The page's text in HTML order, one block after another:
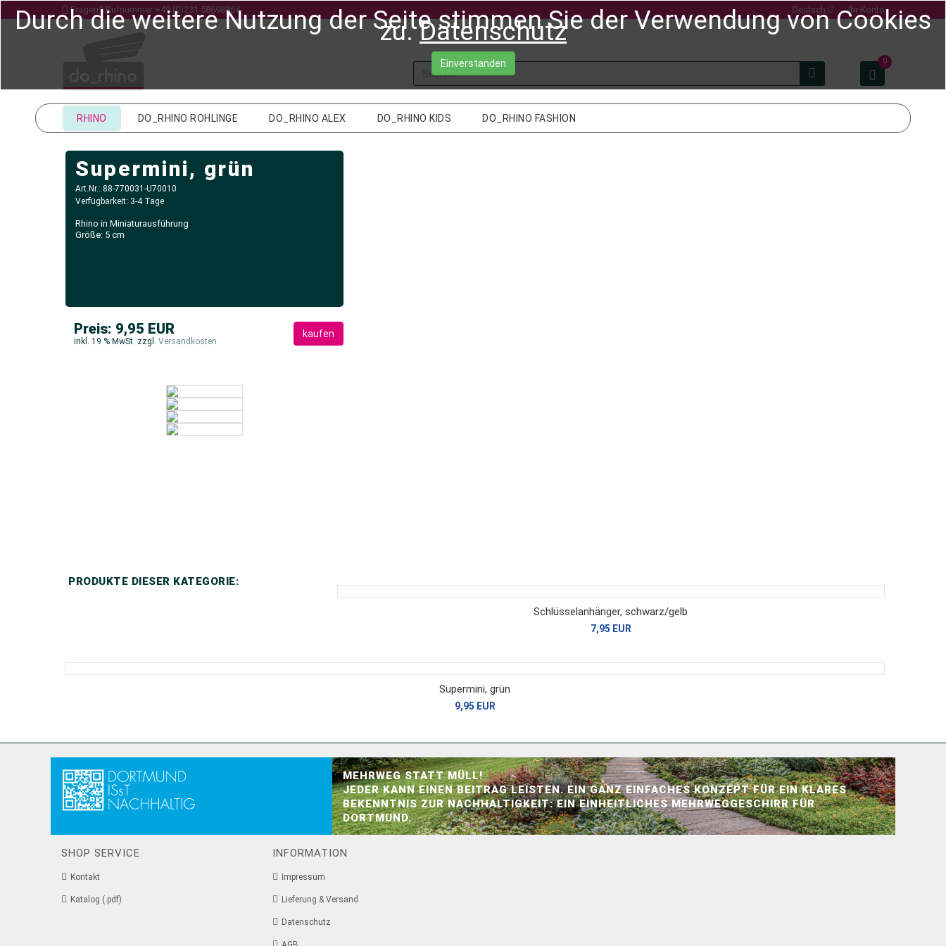
Durch die weitere Nutzung der Seite stimmen Sie der Verwendung von Cookies
zu.Datenschutz
Einverstanden
Fragen? Rufnummer +49 (0)231 58698864 Ihr Konto
Deutsch
0
RHINO DO_RHINO ROHLINGE DO_RHINO ALEX DO_RHINO KIDS DO_RHINO FASHION
Supermini, grün
Art.Nr.: 88-770031-U70010
Verfügbarkeit: 3-4 Tage
Rhino in Miniaturausführung
Größe: 5 cm
Preis: 9,95 EUR
inkl. 19 % MwSt zzgl. Versandkosten
kaufen
PRODUKTE DIESER KATEGORIE:
Schlüsselanhänger, schwarz/gelb
7,95 EUR
Supermini, grün
9,95 EUR
MEHRWEG STATT MÜLL!
JEDER KANN EINEN BEITRAG LEISTEN. EIN GANZ EINFACHES KONZEPT FÜR EIN KLARES
BEKENNTNIS ZUR NACHHALTIGKEIT: EIN EINHEITLICHES MEHRWEGGESCHIRR FÜR
DORTMUND.
SHOP SERVICE
Kontakt
Katalog (.pdf)
INFORMATION
Impressum
Lieferung & Versand
Datenschutz